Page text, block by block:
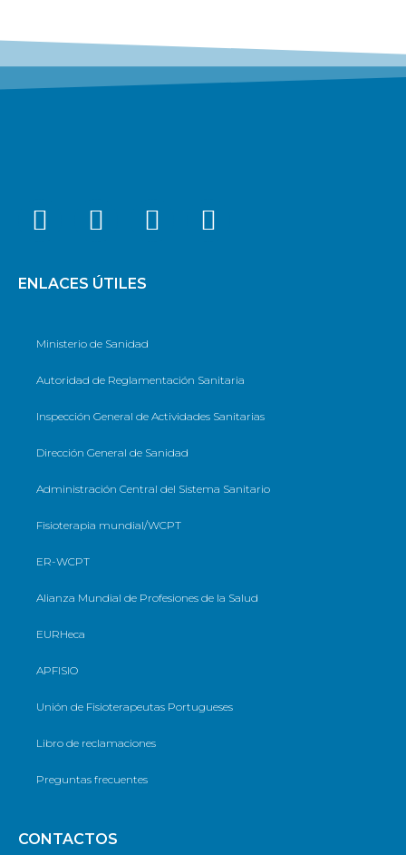
ENLACES ÚTILES
Ministerio de Sanidad
Autoridad de Reglamentación Sanitaria
Inspección General de Actividades Sanitarias
Dirección General de Sanidad
Administración Central del Sistema Sanitario
Fisioterapia mundial/WCPT
ER-WCPT
Alianza Mundial de Profesiones de la Salud
EURHeca
APFISIO
Unión de Fisioterapeutas Portugueses
Libro de reclamaciones
Preguntas frecuentes
CONTACTOS